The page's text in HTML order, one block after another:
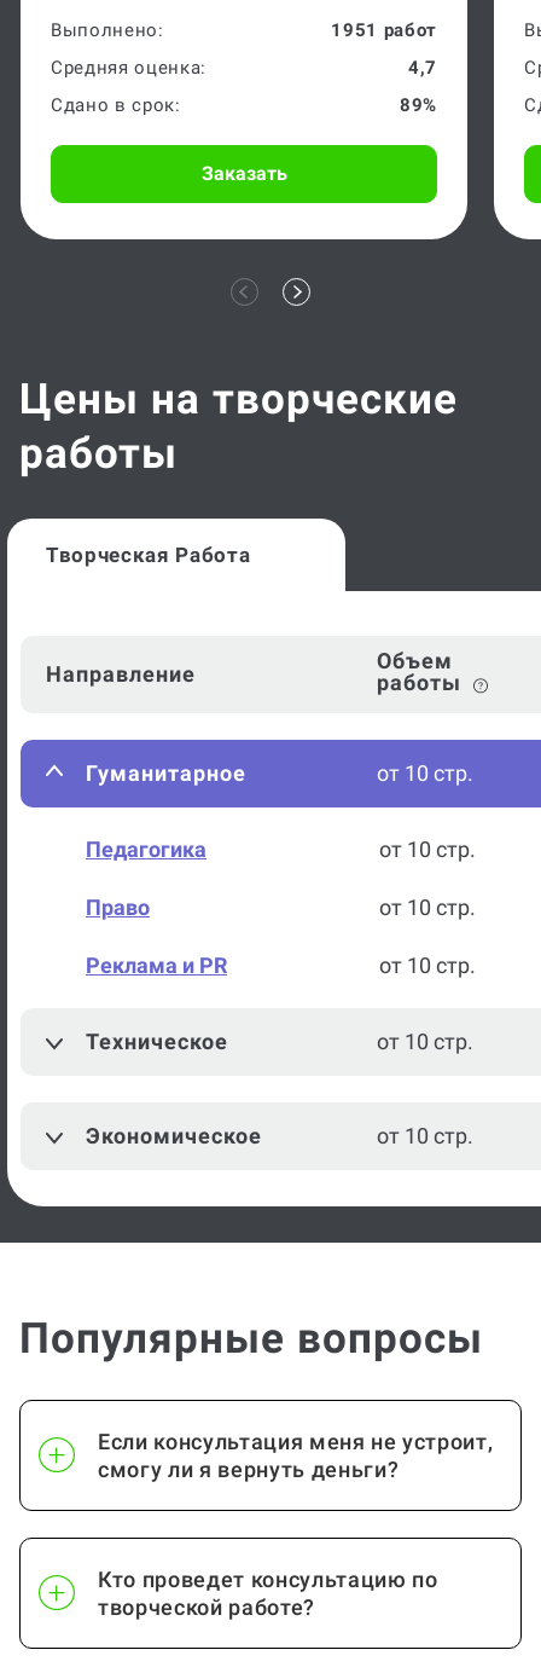
Выполнено:
1951 работ
Средняя оценка:
4,7
Сдано в срок:
89%
Заказать
Цены на творческие
работы
Творческая Работа
Направление
Объем
работы
Гуманитарное от 10 стр.
Педагогика от 10 стр.
Право от 10 стр.
Реклама и PR от 10 стр.
Техническое от 10 стр.
Экономическое от 10 стр.
Популярные вопросы
Если консультация меня не устроит,
смогу ли я вернуть деньги?
Кто проведет консультацию по
творческой работе?